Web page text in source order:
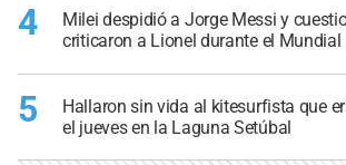
4
Milei despidió a Jorge Messi y
criticaron a Lionel durante el Mundial
5
Hallaron sin vida al kitesurfista que
el jueves en la Laguna Setúbal